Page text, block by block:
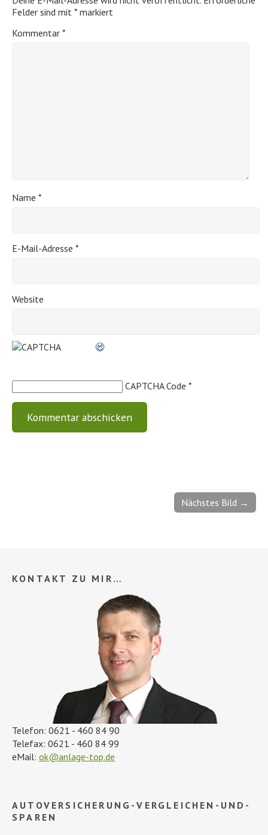
Felder sind mit * markiert
Kommentar *
Name *
E-Mail-Adresse *
Website
CAPTCHA Code *
Nächstes Bild →
KONTAKT ZU MIR…
Telefon: 0621 - 460 84 90
Telefax: 0621 - 460 84 99
eMail: ok@anlage-top.de
AUTOVERSICHERUNG-VERGLEICHEN-UND-
SPAREN